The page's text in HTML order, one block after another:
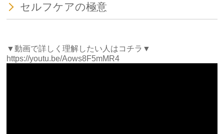
セルフケアの極意
▼動画で詳しく理解したい人はコチラ▼
https://youtu.be/Aows8F5mMR4